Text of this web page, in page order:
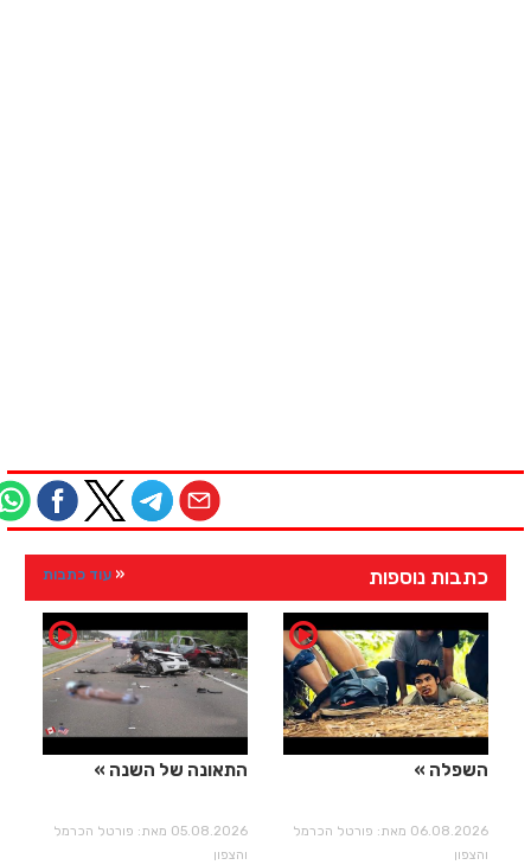
כתבות נוספות עוד כתבות
השפלה
06.08.2026 מאת: פורטל הכרמל
והצפון
התאונה של השנה
05.08.2026 מאת: פורטל הכרמל
והצפון